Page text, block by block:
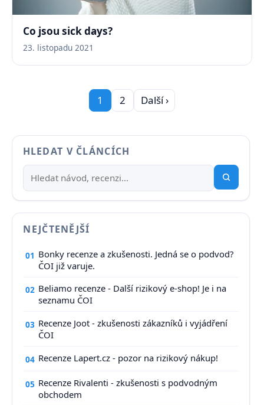
Co jsou sick days?
23. listopadu 2021
1 2 Další ›
HLEDAT V ČLÁNCÍCH
NEJČTENĚJŠÍ
01 Bonky recenze a zkušenosti. Jedná se o podvod?
ČOI již varuje.
02 Beliamo recenze - Další rizikový e-shop! Je i na
seznamu ČOI
03 Recenze Joot - zkušenosti zákazníků i vyjádření
ČOI
04 Recenze Lapert.cz - pozor na rizikový nákup!
05 Recenze Rivalenti - zkušenosti s podvodným
obchodem